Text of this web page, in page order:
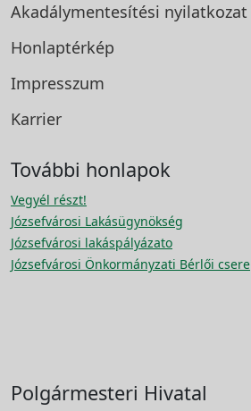
Akadálymentesítési nyilatkozat
Honlaptérkép
Impresszum
Karrier
További honlapok
Vegyél részt!
Józsefvárosi Lakásügynökség
Józsefvárosi lakáspályázato
Józsefvárosi Önkormányzati Bérlői csere
Polgármesteri Hivatal